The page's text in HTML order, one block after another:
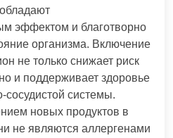
эффектом и благотворно
организма. Включение
не только снижает риск
и поддерживает здоровье
сосудистой системы.
новых продуктов в
не являются аллергенами